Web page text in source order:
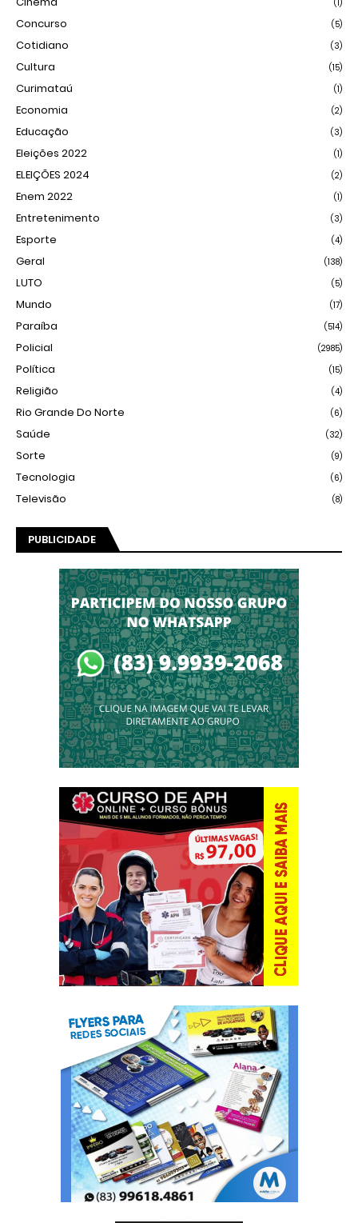
(1)
Concurso (5)
Cotidiano (3)
Cultura (15)
Curimataú (1)
Economia (2)
Educação (3)
Eleições 2022 (1)
ELEIÇÕES 2024 (2)
Enem 2022 (1)
Entretenimento (3)
Esporte (4)
Geral (138)
LUTO (5)
Mundo (17)
Paraíba (514)
Policial (2985)
Política (15)
Religião (4)
Rio Grande Do Norte (6)
Saúde (32)
Sorte (9)
Tecnologia (6)
Televisão (8)
PUBLICIDADE